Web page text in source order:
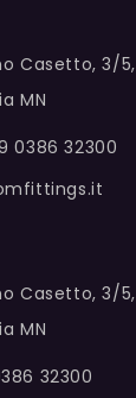
Casetto, 3/5,
MN
0386 32300
Casetto, 3/5,
MN
32300